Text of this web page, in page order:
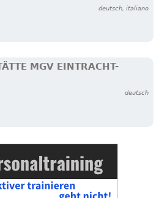
deutsch, italiano
MGV EINTRACHT-
deutsch